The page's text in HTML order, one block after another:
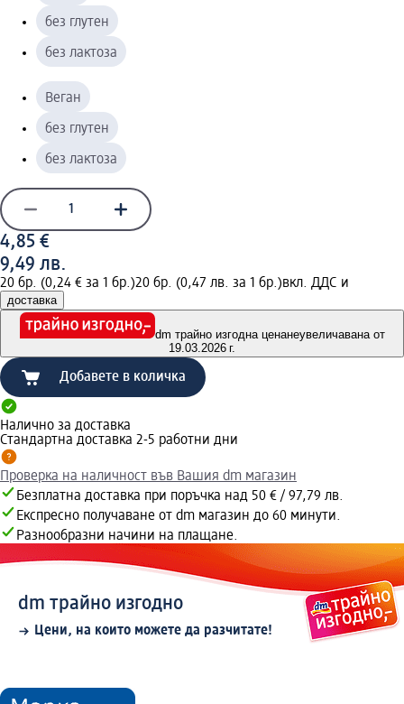
без глутен
без лактоза
Веган
без глутен
без лактоза
4,85 €
9,49 лв.
20 бр. (0,24 € за 1 бр.)20 бр. (0,47 лв. за 1 бр.)вкл. ДДС и
доставка
dm трайно изгодна ценанеувеличавана от
19.03.2026 г.
Добавете в количка
Налично за доставка
Стандартна доставка 2-5 работни дни
Проверка на наличност във Вашия dm магазин
Безплатна доставка при поръчка над 50 € / 97,79 лв.
Експресно получаване от dm магазин до 60 минути.
Разнообразни начини на плащане.
dm трайно изгодно
Цени, на които можете да разчитате!